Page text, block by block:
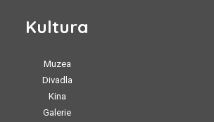
Kultura
Muzea
Divadla
Kina
Galerie